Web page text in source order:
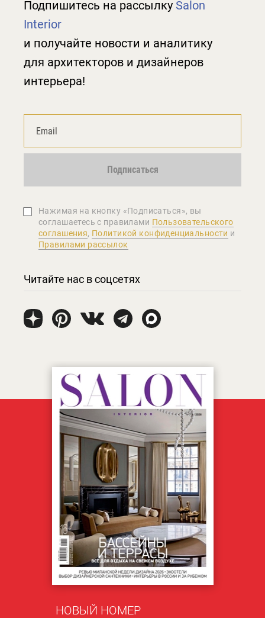
Подпишитесь на рассылку Salon
Interior
и получайте новости и аналитику
для архитекторов и дизайнеров
интерьера!
Подписаться
Нажимая на кнопку «Подписаться», вы
соглашаетеcь с правилами Пользовательского
соглашения, Политикой конфиденциальности и
Правилами рассылок
Читайте нас в соцсетях
НОВЫЙ НОМЕР